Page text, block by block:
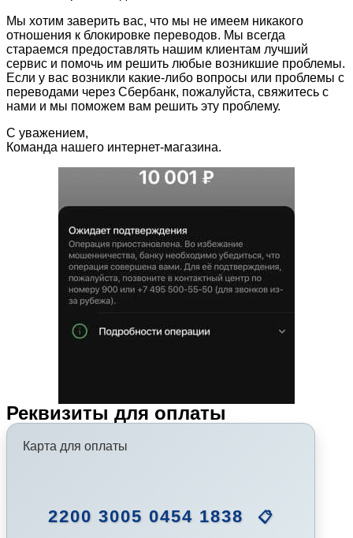
Мы хотим заверить вас, что мы не имеем никакого
отношения к блокировке переводов. Мы всегда
стараемся предоставлять нашим клиентам лучший
сервис и помочь им решить любые возникшие проблемы.
Если у вас возникли какие-либо вопросы или проблемы с
переводами через Сбербанк, пожалуйста, свяжитесь с
нами и мы поможем вам решить эту проблему.
С уважением,
Команда нашего интернет-магазина.
Реквизиты для оплаты
Карта для оплаты
2200 3005 0454 1838 📋